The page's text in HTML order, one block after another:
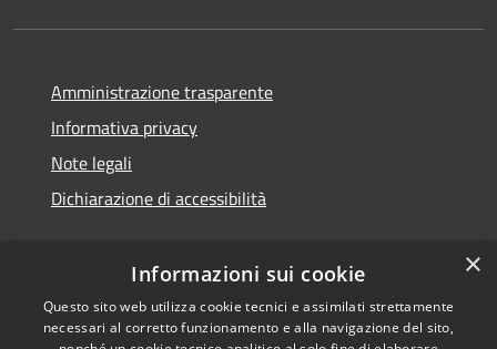
Amministrazione trasparente
Informativa privacy
Note legali
Dichiarazione di accessibilità
×
Informazioni sui cookie
Questo sito web utilizza cookie tecnici e assimilati strettamente
necessari al corretto funzionamento e alla navigazione del sito,